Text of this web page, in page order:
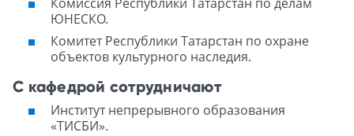
ЮНЕСКО.
Комитет Республики Татарстан по охране
объектов культурного наследия.
С кафедрой сотрудничают
Институт непрерывного образования
«ТИСБИ».